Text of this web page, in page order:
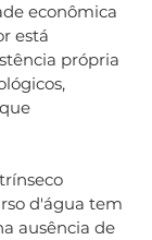
econômica
está
própria
d'água tem
ausência de